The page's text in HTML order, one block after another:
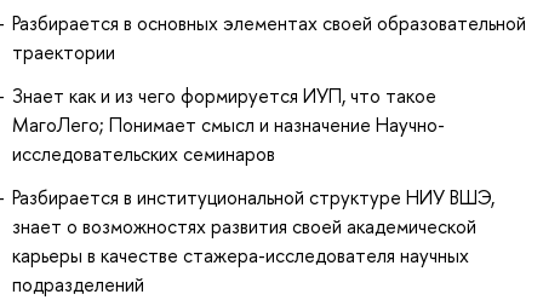
Разбирается в основных элементах своей образовательной
траектории
Знает как и из чего формируется ИУП, что такое
МагоЛего; Понимает смысл и назначение Научно-
исследовательских семинаров
Разбирается в институциональной структуре НИУ ВШЭ,
знает о возможностях развития своей академической
карьеры в качестве стажера-исследователя научных
подразделений